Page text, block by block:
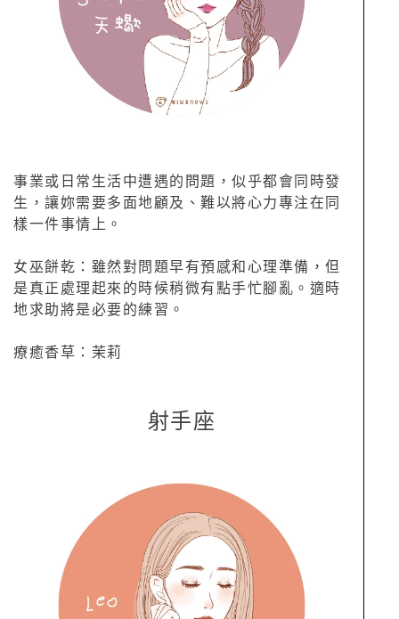
事業或日常生活中遭遇的問題，似乎都會同時發
生，讓妳需要多面地顧及、難以將心力專注在同
樣一件事情上。
女巫餅乾：雖然對問題早有預感和心理準備，但
是真正處理起來的時候稍微有點手忙腳亂。適時
地求助將是必要的練習。
療癒香草：茉莉
射手座